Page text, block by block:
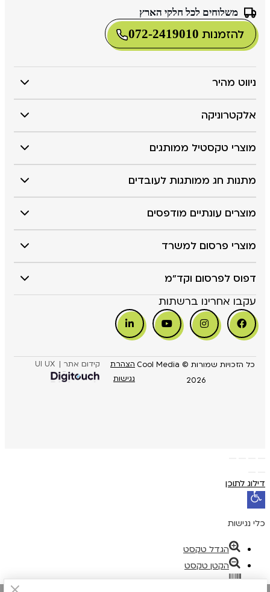
משלוחים לכל חלקי הארץ
להזמנות 072-2419010
ניווט מהיר
אלקטרוניקה
מוצרי טקסטיל ממותגים
מתנות חג ממותגות לעובדים
מוצרים עונתיים מודפסים
מוצרי פרסום למשרד
דפוס לפרסום וקד"מ
עקבו אחרינו ברשתות
כל הזכויות שמורות Cool Media ©
2026
קידום אתר | UI UX
הצהרת
נגישות
דילוג לתוכן
פתח
סרגל
נגישות
כלי נגישות
הגדל טקסט
הקטן טקסט
גווני אפור